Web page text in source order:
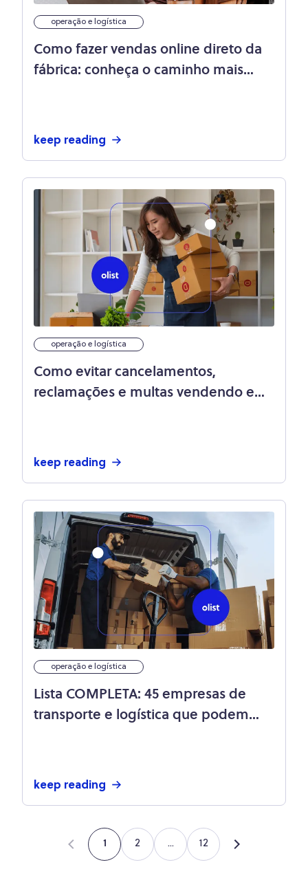
operação e logística
Como fazer vendas online direto da
fábrica: conheça o caminho mais
keep reading
operação e logística
Como evitar cancelamentos,
reclamações e multas vendendo em
keep reading
operação e logística
Lista COMPLETA: 45 empresas de
transporte e logística que podem
keep reading
1 2 ... 12